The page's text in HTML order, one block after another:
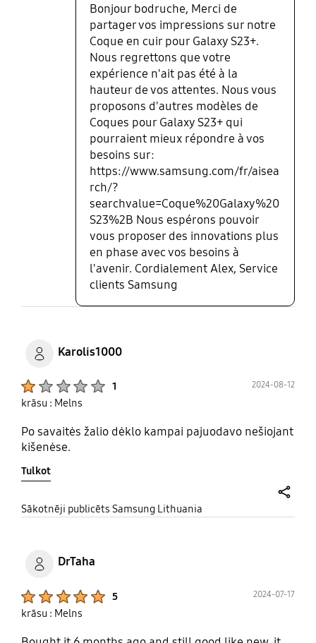
Bonjour bodruche, Merci de
partager vos impressions sur notre
Coque en cuir pour Galaxy S23+.
Nous regrettons que votre
expérience n'ait pas été à la
hauteur de vos attentes. Nous vous
proposons d'autres modèles de
Coques pour Galaxy S23+ qui
pourraient mieux répondre à vos
besoins sur:
https://www.samsung.com/fr/aisea
rch/?
searchvalue=Coque%20Galaxy%20
S23%2B Nous espérons pouvoir
vous proposer des innovations plus
en phase avec vos besoins à
l'avenir. Cordialement Alex, Service
clients Samsung
Karolis1000
1 2024-08-12
krāsu : Melns
Po savaitės žalio dėklo kampai pajuodavo nešiojant
kišenėse.
Tulkot
Sākotnēji publicēts Samsung Lithuania
DrTaha
5 2024-07-17
krāsu : Melns